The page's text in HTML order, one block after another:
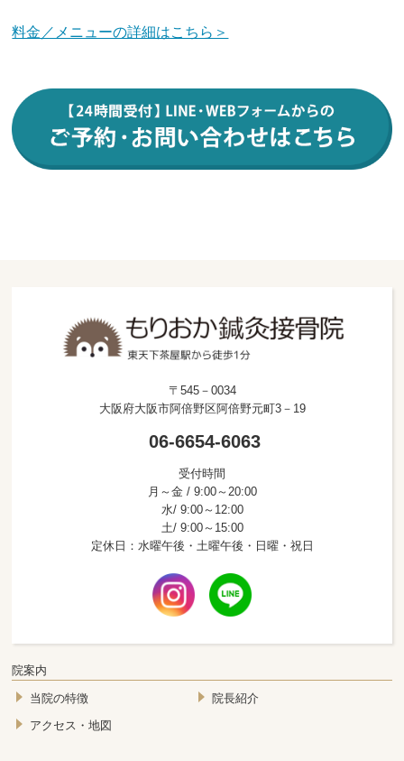
料金／メニューの詳細はこちら＞
〒545－0034
大阪府大阪市阿倍野区阿倍野元町3－19
06-6654-6063
受付時間
月～金 / 9:00～20:00
水/ 9:00～12:00
土/ 9:00～15:00
定休日：水曜午後・土曜午後・日曜・祝日
院案内
当院の特徴
院長紹介
アクセス・地図